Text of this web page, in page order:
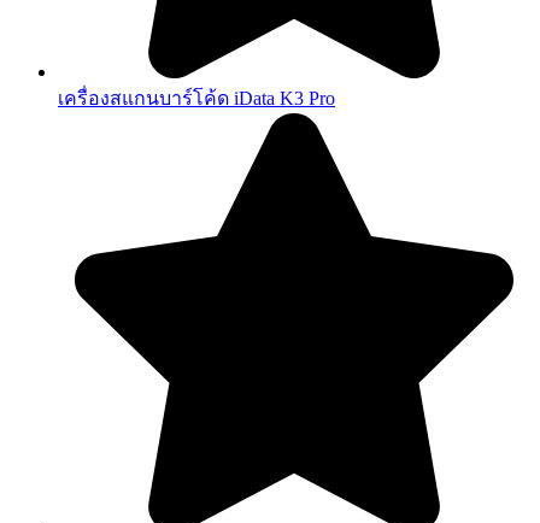
เครื่องสแกนบาร์โค้ด iData K3 Pro